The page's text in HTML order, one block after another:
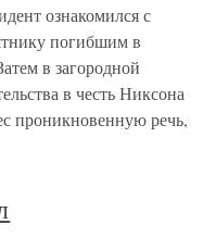
ознакомился с
погибшим в
в загородной
в честь Никсона
проникновенную речь,